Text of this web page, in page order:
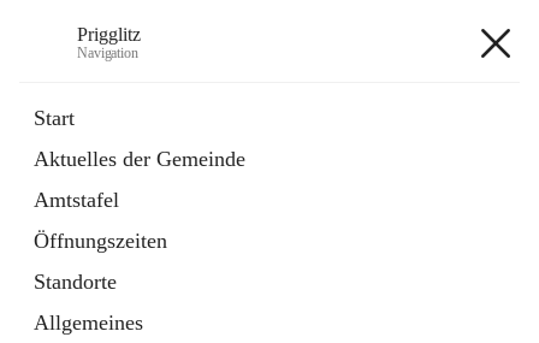
Prigglitz
Navigation
Start
Aktuelles der Gemeinde
Amtstafel
Öffnungszeiten
Standorte
Allgemeines
Externe Webseite
in
Tab
Gemeindezeitung
Ordner
öffnet
in
neuem
Tab